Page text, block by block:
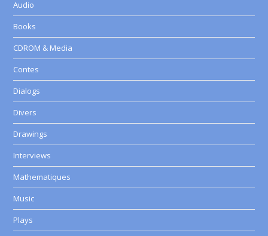
Audio
Books
CDROM & Media
Contes
Dialogs
Divers
Drawings
Interviews
Mathematiques
Music
Plays